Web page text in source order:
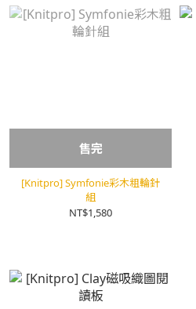
售完
[Knitpro] Symfonie彩木粗輪針
組
NT$1,580